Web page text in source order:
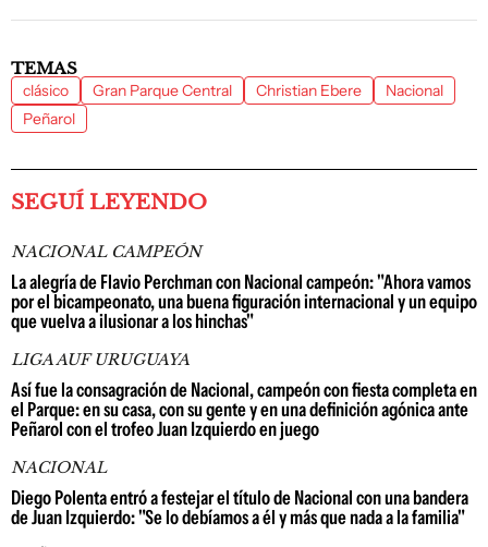
TEMAS
clásico Gran Parque Central Christian Ebere
Nacional
Peñarol
SEGUÍ LEYENDO
NACIONAL CAMPEÓN
La alegría de Flavio Perchman con Nacional campeón: "Ahora vamos
por el bicampeonato, una buena figuración internacional y un equipo
que vuelva a ilusionar a los hinchas"
LIGA AUF URUGUAYA
Así fue la consagración de Nacional, campeón con fiesta completa en
el Parque: en su casa, con su gente y en una definición agónica ante
Peñarol con el trofeo Juan Izquierdo en juego
NACIONAL
Diego Polenta entró a festejar el título de Nacional con una bandera
de Juan Izquierdo: "Se lo debíamos a él y más que nada a la familia"